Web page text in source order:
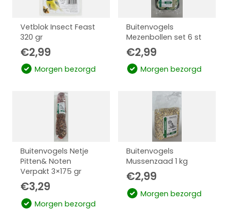
Vetblok Insect Feast
320 gr
€2,99
Morgen bezorgd
Buitenvogels
Mezenbollen set 6 st
€2,99
Morgen bezorgd
Buitenvogels Netje
Pitten& Noten
Verpakt 3×175 gr
€3,29
Morgen bezorgd
Buitenvogels
Mussenzaad 1 kg
€2,99
Morgen bezorgd